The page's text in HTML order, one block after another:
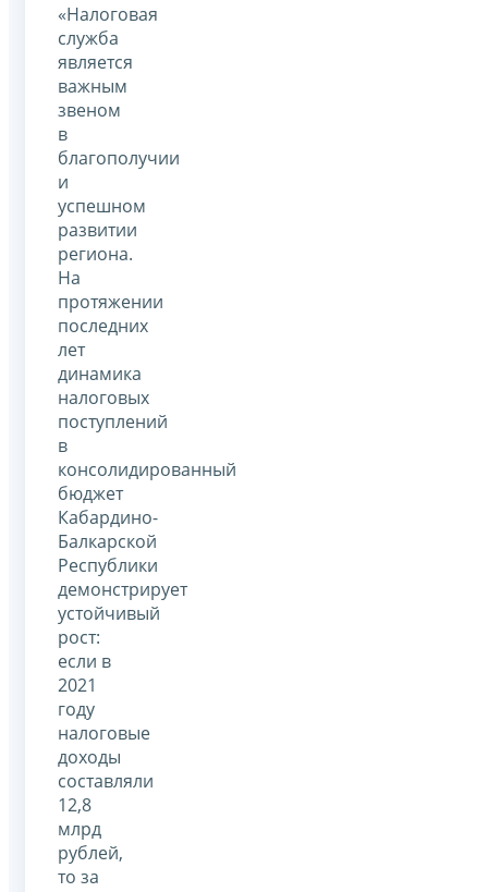
«Налоговая
служба
является
важным
звеном
в
благополучии
и
успешном
развитии
региона.
На
протяжении
последних
лет
динамика
налоговых
поступлений
в
консолидированный
бюджет
Кабардино-
Балкарской
Республики
демонстрирует
устойчивый
рост:
если в
2021
году
налоговые
доходы
составляли
12,8
млрд
рублей,
то за